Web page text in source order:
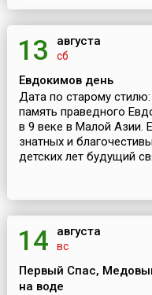
13 августа
сб
Евдокимов день
Дата по старому
память праведного
в 9 веке в Малой Азии.
знатных и
детских лет будущий
14 августа
вс
Первый Спас,
на воде